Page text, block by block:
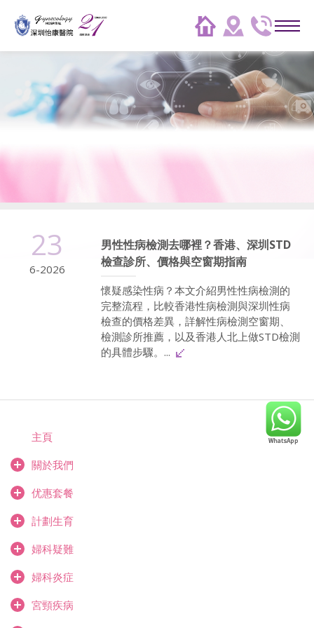
23
6-2026
男性性病檢測去哪裡？香港、深圳STD
檢查診所、價格與空窗期指南
懷疑感染性病？本文介紹男性性病檢測的
完整流程，比較香港性病檢測與深圳性病
檢查的價格差異，詳解性病檢測空窗期、
檢測診所推薦，以及香港人北上做STD檢測
的具體步驟。...
主頁
關於我們
优惠套餐
計劃生育
婦科疑難
婦科炎症
宮頸疾病